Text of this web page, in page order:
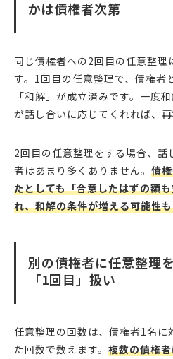
かは債権者次第
同じ債権者への2回目の任意整理
す。1回目の任意整理で、債権者
「和解」が成立済みです。一度
が話し合いに応じてくれれば、再
2回目の任意整理をする場合、
者はあまり多くありません。 債
たとしても「合意したはずの額
れ、和解の条件が増える可能性
別の債権者に任意整理
「1回目」扱い
任意整理の回数は、債権者1名に
た回数で数えます。 複数の債権